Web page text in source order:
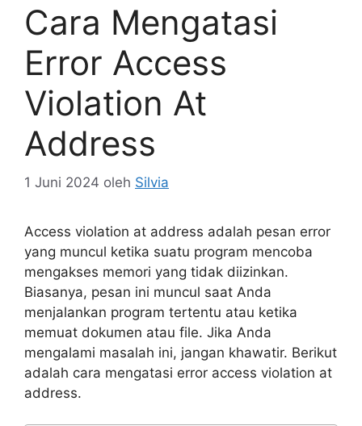
Cara Mengatasi
Error Access
Violation At
Address
1 Juni 2024 oleh Silvia
Access violation at address adalah pesan error
yang muncul ketika suatu program mencoba
mengakses memori yang tidak diizinkan.
Biasanya, pesan ini muncul saat Anda
menjalankan program tertentu atau ketika
memuat dokumen atau file. Jika Anda
mengalami masalah ini, jangan khawatir. Berikut
adalah cara mengatasi error access violation at
address.